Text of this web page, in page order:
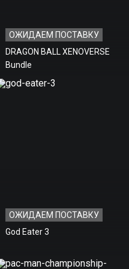
ОЖИДАЕМ ПОСТАВКУ
DRAGON BALL XENOVERSE
Bundle
ОЖИДАЕМ ПОСТАВКУ
God Eater 3